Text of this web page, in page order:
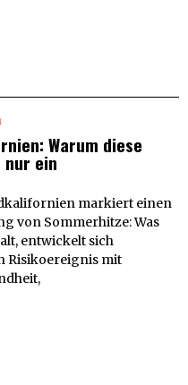
Warum diese
nur ein
markiert einen
von Sommerhitze: Was
entwickelt sich
Risikoereignis mit